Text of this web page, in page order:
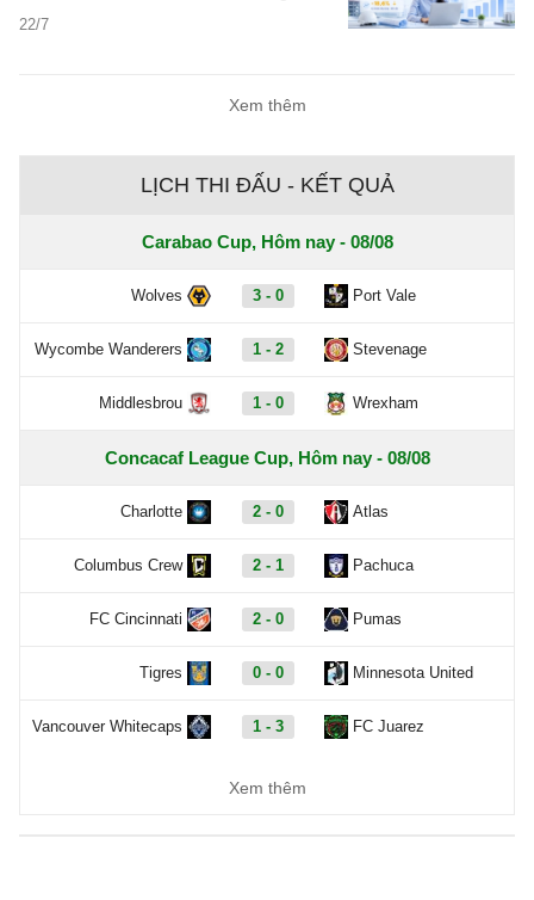
22/7
lượng ứng viên quan tâm đến nhóm
dụng và nguồn nhân lực đang khiến bài
Xem thêm
LỊCH THI ĐẤU - KẾT QUẢ
Carabao Cup, Hôm nay - 08/08
Wolves 3 - 0 Port Vale
Wycombe Wanderers 1 - 2 Stevenage
Middlesbrou 1 - 0 Wrexham
Concacaf League Cup, Hôm nay - 08/08
Charlotte 2 - 0 Atlas
Columbus Crew 2 - 1 Pachuca
FC Cincinnati 2 - 0 Pumas
Tigres 0 - 0 Minnesota United
Vancouver Whitecaps 1 - 3 FC Juarez
Carabao Cup, Hôm nay - 08/08
Xem thêm